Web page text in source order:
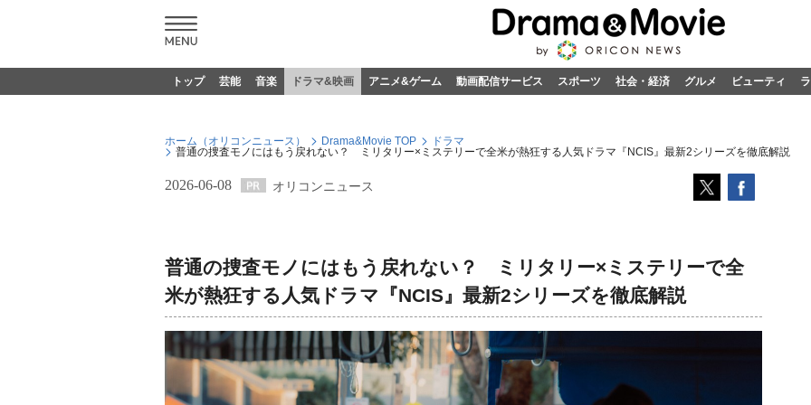
トップ 芸能 音楽 ドラマ&映画 アニメ&ゲーム 動画配信サービス スポーツ 社会・経済 グルメ ビューティ
ホーム（オリコンニュース） Drama&Movie TOP
ドラマ
普通の捜査モノにはもう戻れない？ ミリタリー×ミステリーで全米が熱狂する人気ドラマ『NCIS』最新2シリーズを徹底解説
2026-06-08 オリコンニュース
普通の捜査モノにはもう戻れない？ ミリタリー×ミステリーで全
米が熱狂する人気ドラマ『NCIS』最新2シリーズを徹底解説